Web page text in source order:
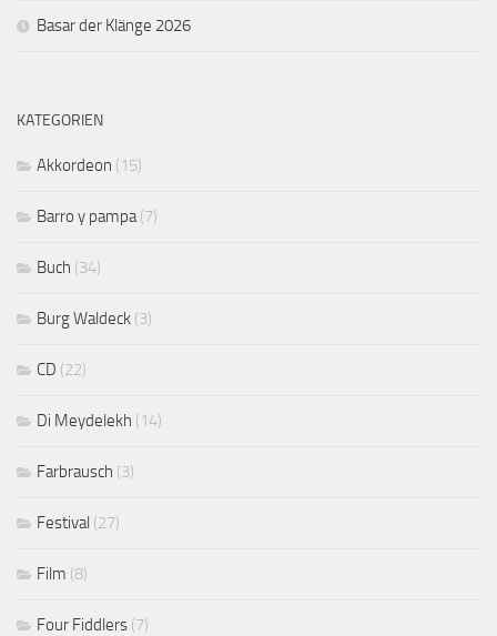
Basar der Klänge 2026
KATEGORIEN
Akkordeon (15)
Barro y pampa(7)
Buch (34)
Burg Waldeck (3)
CD (22)
Di Meydelekh (14)
Farbrausch (3)
Festival (27)
Film (8)
Four Fiddlers (7)